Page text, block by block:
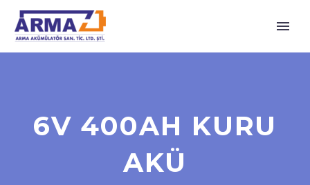
6V 400AH KURU
AKÜ